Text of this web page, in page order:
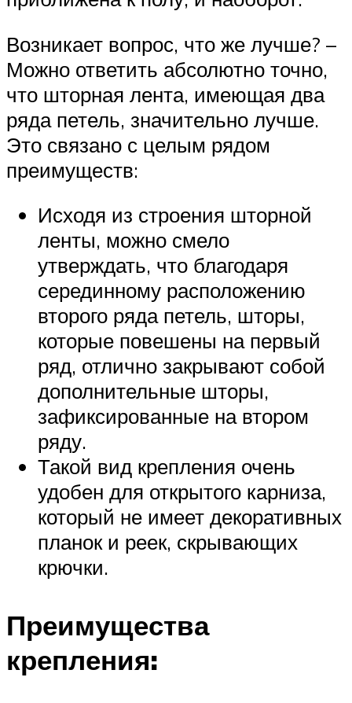
Возникает вопрос, что же лучше? –
Можно ответить абсолютно точно,
что шторная лента, имеющая два
ряда петель, значительно лучше.
Это связано с целым рядом
преимуществ:
Исходя из строения шторной
ленты, можно смело
утверждать, что благодаря
серединному расположению
второго ряда петель, шторы,
которые повешены на первый
ряд, отлично закрывают собой
дополнительные шторы,
зафиксированные на втором
ряду.
Такой вид крепления очень
удобен для открытого карниза,
который не имеет декоративных
планок и реек, скрывающих
крючки.
Преимущества
крепления: